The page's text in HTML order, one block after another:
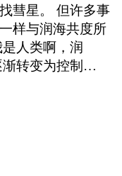
彗星。 但许多事
样与润海共度所
人类啊，润
渐转变为控制…